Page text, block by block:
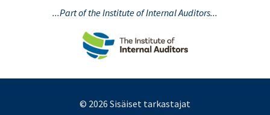
...Part of the Institute of Internal Auditors...
© 2026 Sisäiset tarkastajat